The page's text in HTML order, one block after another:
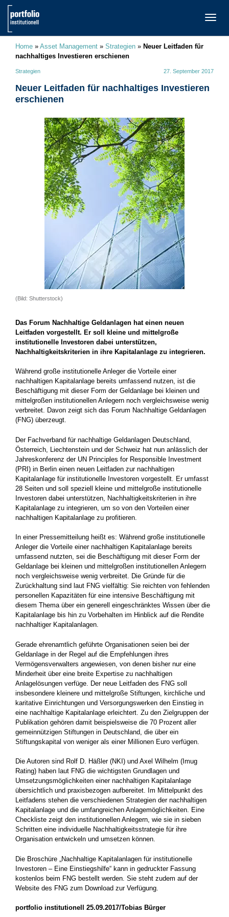
Home » Asset Management » Strategien » Neuer Leitfaden für
nachhaltiges Investieren erschienen
Strategien 27. September 2017
Neuer Leitfaden für nachhaltiges Investieren
erschienen
(Bild: Shutterstock)
Das Forum Nachhaltige Geldanlagen hat einen neuen
Leitfaden vorgestellt. Er soll kleine und mittelgroße
institutionelle Investoren dabei unterstützen,
Nachhaltigkeitskriterien in ihre Kapitalanlage zu integrieren.
Während große institutionelle Anleger die Vorteile einer
nachhaltigen Kapitalanlage bereits umfassend nutzen, ist die
Beschäftigung mit dieser Form der Geldanlage bei kleinen und
mittelgroßen institutionellen Anlegern noch vergleichsweise wenig
verbreitet. Davon zeigt sich das Forum Nachhaltige Geldanlagen
(FNG) überzeugt.
Der Fachverband für nachhaltige Geldanlagen Deutschland,
Österreich, Liechtenstein und der Schweiz hat nun anlässlich der
Jahreskonferenz der UN Principles for Responsible Investment
(PRI) in Berlin einen neuen Leitfaden zur nachhaltigen
Kapitalanlage für institutionelle Investoren vorgestellt. Er umfasst
28 Seiten und soll speziell kleine und mittelgroße institutionelle
Investoren dabei unterstützen, Nachhaltigkeitskriterien in ihre
Kapitalanlage zu integrieren, um so von den Vorteilen einer
nachhaltigen Kapitalanlage zu profitieren.
In einer Pressemitteilung heißt es: Während große institutionelle
Anleger die Vorteile einer nachhaltigen Kapitalanlage bereits
umfassend nutzten, sei die Beschäftigung mit dieser Form der
Geldanlage bei kleinen und mittelgroßen institutionellen Anlegern
noch vergleichsweise wenig verbreitet. Die Gründe für die
Zurückhaltung sind laut FNG vielfältig: Sie reichten von fehlenden
personellen Kapazitäten für eine intensive Beschäftigung mit
diesem Thema über ein generell eingeschränktes Wissen über die
Kapitalanlage bis hin zu Vorbehalten im Hinblick auf die Rendite
nachhaltiger Kapitalanlagen.
Gerade ehrenamtlich geführte Organisationen seien bei der
Geldanlage in der Regel auf die Empfehlungen ihres
Vermögensverwalters angewiesen, von denen bisher nur eine
Minderheit über eine breite Expertise zu nachhaltigen
Anlagelösungen verfüge. Der neue Leitfaden des FNG soll
insbesondere kleinere und mittelgroße Stiftungen, kirchliche und
karitative Einrichtungen und Versorgungswerken den Einstieg in
eine nachhaltige Kapitalanlage erleichtert. Zu den Zielgruppen der
Publikation gehören damit beispielsweise die 70 Prozent aller
gemeinnützigen Stiftungen in Deutschland, die über ein
Stiftungskapital von weniger als einer Millionen Euro verfügen.
Die Autoren sind Rolf D. Häßler (NKI) und Axel Wilhelm (Imug
Rating) haben laut FNG die wichtigsten Grundlagen und
Umsetzungsmöglichkeiten einer nachhaltigen Kapitalanlage
übersichtlich und praxisbezogen aufbereitet. Im Mittelpunkt des
Leitfadens stehen die verschiedenen Strategien der nachhaltigen
Kapitalanlage und die umfangreichen Anlagemöglichkeiten. Eine
Checkliste zeigt den institutionellen Anlegern, wie sie in sieben
Schritten eine individuelle Nachhaltigkeitsstrategie für ihre
Organisation entwickeln und umsetzen können.
Die Broschüre „Nachhaltige Kapitalanlagen für institutionelle
Investoren – Eine Einstiegshilfe“ kann in gedruckter Fassung
kostenlos beim FNG bestellt werden. Sie steht zudem auf der
Website des FNG zum Download zur Verfügung.
portfolio institutionell 25.09.2017/Tobias Bürger